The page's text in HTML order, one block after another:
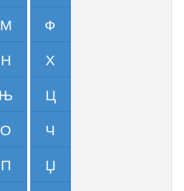
М
Н
Њ
О
П
Ф
Х
Ц
Ч
Џ